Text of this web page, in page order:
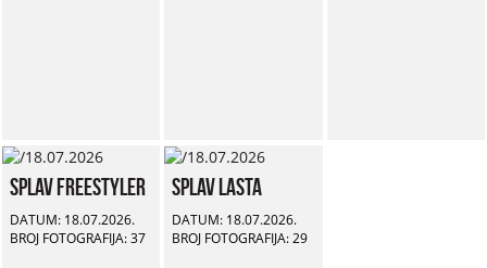
Splav Freestyler
DATUM: 18.07.2026.
BROJ FOTOGRAFIJA: 37
Splav Lasta
DATUM: 18.07.2026.
BROJ FOTOGRAFIJA: 29